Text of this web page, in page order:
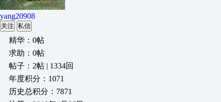
yang20908
关注 私信
精华：0帖
求助：0帖
帖子：2帖 | 1334回
年度积分：1071
历史总积分：7871